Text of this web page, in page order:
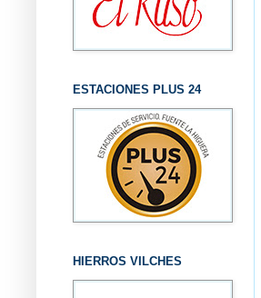
ESTACIONES PLUS 24
HIERROS VILCHES